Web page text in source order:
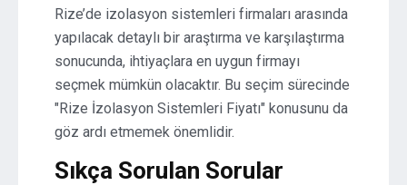
Rize’de izolasyon sistemleri firmaları arasında
yapılacak detaylı bir araştırma ve karşılaştırma
sonucunda, ihtiyaçlara en uygun firmayı
seçmek mümkün olacaktır. Bu seçim sürecinde
"Rize İzolasyon Sistemleri Fiyatı" konusunu da
göz ardı etmemek önemlidir.
Sıkça Sorulan Sorular